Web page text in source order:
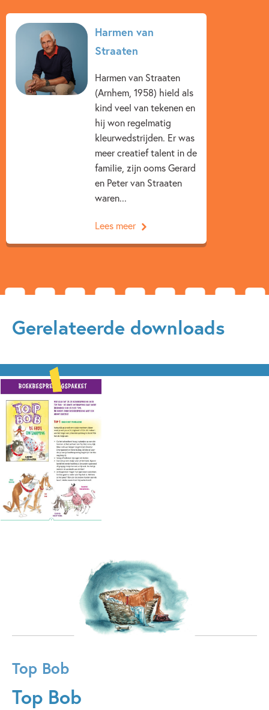
Harmen van
Straaten
Harmen van Straaten
(Arnhem, 1958) hield als
kind veel van tekenen en
hij won regelmatig
kleurwedstrijden. Er was
meer creatief talent in de
familie, zijn ooms Gerard
en Peter van Straaten
waren...
Lees meer
Gerelateerde downloads
Top Bob
Top Bob